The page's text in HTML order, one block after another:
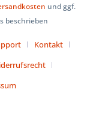
und ggf.
beschrieben
Kontakt